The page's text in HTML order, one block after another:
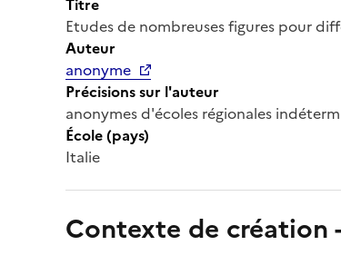
Etudes de nombreuses figures pour
Auteur
anonyme
Précisions sur l'auteur
anonymes d'écoles régionales
École (pays)
Italie
Contexte de création